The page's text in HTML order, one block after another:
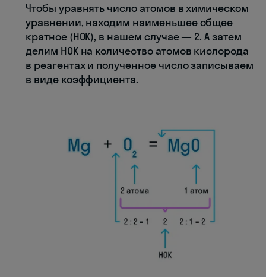
Чтобы уравнять число атомов в химическом
уравнении, находим наименьшее общее
кратное (НОК), в нашем случае — 2. А затем
делим НОК на количество атомов кислорода
в реагентах и полученное число записываем
в виде коэффициента.